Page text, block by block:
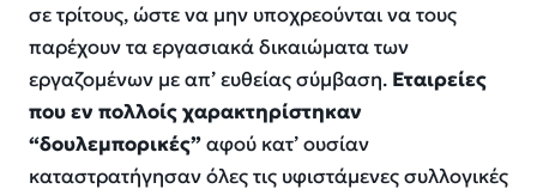
σε τρίτους, ώστε να μην υποχρεούνται να τους
παρέχουν τα εργασιακά δικαιώματα των
εργαζομένων με απ’ ευθείας σύμβαση. Εταιρείες
που εν πολλοίς χαρακτηρίστηκαν
“δουλεμπορικές”αφού κατ’ ουσίαν
καταστρατήγησαν όλες τις υφιστάμενες συλλογικές